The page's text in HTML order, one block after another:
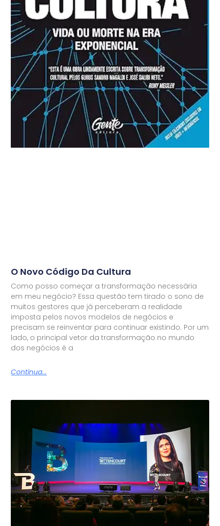
O Novo Código Da Cultura
Como posso começar a transformação necessária
em meu negócio? Essa questão tem tirado o sono de
muitos gestores que já perceberam a realidade
imposta pelos novos modelos de negócios e
precisam se reinventar para continuar existindo. Por um
lado, o principal vetor da transformação no mundo
dos negócios é a
Continua...